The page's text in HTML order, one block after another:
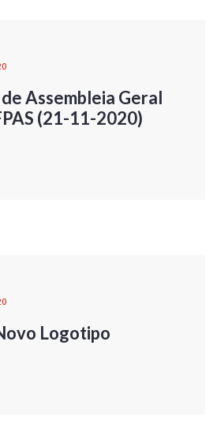
Assembleia Geral
(21-11-2020)
Logotipo